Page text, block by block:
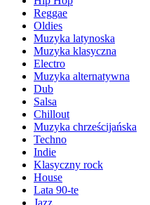
Reggae
Oldies
Muzyka latynoska
Muzyka klasyczna
Electro
Muzyka alternatywna
Dub
Salsa
Chillout
Muzyka chrześcijańska
Techno
Indie
Klasyczny rock
House
Lata 90-te